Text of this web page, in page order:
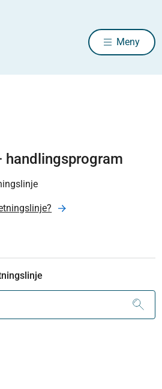
Meny
handlingsprogram